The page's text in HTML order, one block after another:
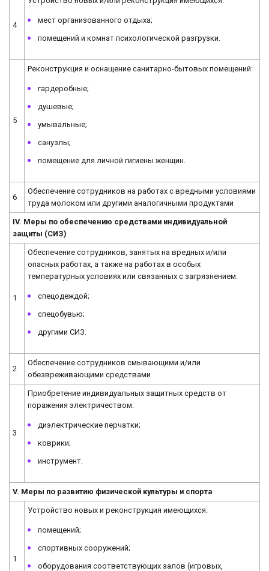
4
мест организованного отдыха;
помещений и комнат психологической разгрузки.
5
Реконструкция и оснащение санитарно-бытовых помещений:
гардеробные;
душевые;
умывальные;
санузлы;
помещение для личной гигиены женщин.
6
Обеспечение сотрудников на работах с вредными условиями
труда молоком или другими аналогичными продуктами
IV. Меры по обеспечению средствами индивидуальной
защиты (СИЗ)
1
Обеспечение сотрудников, занятых на вредных и/или
опасных работах, а также на работах в особых
температурных условиях или связанных с загрязнением:
спецодеждой;
спецобувью;
другими СИЗ.
2
Обеспечение сотрудников смывающими и/или
обезвреживающими средствами
3
Приобретение индивидуальных защитных средств от
поражения электричеством:
диэлектрические перчатки;
коврики;
инструмент.
V. Меры по развитию физической культуры и спорта
1
Устройство новых и реконструкция имеющихся:
помещений;
спортивных сооружений;
оборудования соответствующих залов (игровых,